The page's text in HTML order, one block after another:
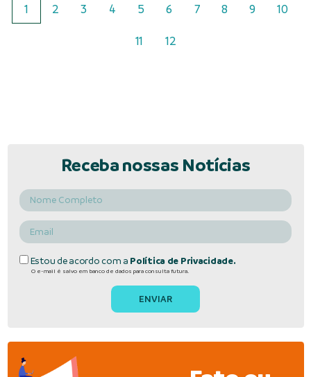
1 2 3 4 5 6 7 8 9 10
11 12
Receba nossas Notícias
Estou de acordo com a Política de Privacidade.
O e-mail é salvo em banco de dados para consulta futura.